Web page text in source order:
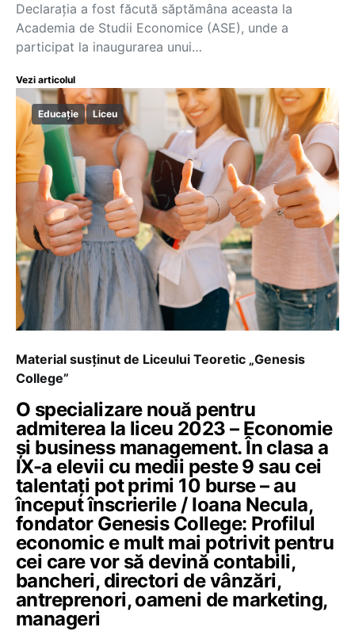
Declarația a fost făcută săptămâna aceasta la
Academia de Studii Economice (ASE), unde a
participat la inaugurarea unui…
Vezi articolul
Educație Liceu
Material susținut de Liceului Teoretic „Genesis
College”
O specializare nouă pentru
admiterea la liceu 2023 – Economie
și business management. În clasa a
IX-a elevii cu medii peste 9 sau cei
talentați pot primi 10 burse – au
început înscrierile / Ioana Necula,
fondator Genesis College: Profilul
economic e mult mai potrivit pentru
cei care vor să devină contabili,
bancheri, directori de vânzări,
antreprenori, oameni de marketing,
manageri